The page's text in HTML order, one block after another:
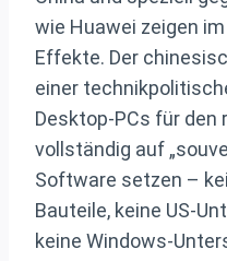
wie Huawei zeigen
Effekte. Der
einer
Desktop-PCs für den
vollständig auf
Software setzen –
Bauteile, keine US-
keine Windows-